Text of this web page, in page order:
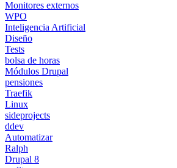
Monitores externos
WPO
Inteligencia Artificial
Diseño
Tests
bolsa de horas
Módulos Drupal
pensiones
Traefik
Linux
sideprojects
ddev
Automatizar
Ralph
Drupal 8